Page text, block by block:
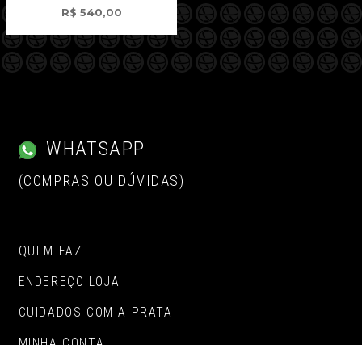
R$ 540,00
WHATSAPP
(COMPRAS OU DÚVIDAS)
QUEM FAZ
ENDEREÇO LOJA
CUIDADOS COM A PRATA